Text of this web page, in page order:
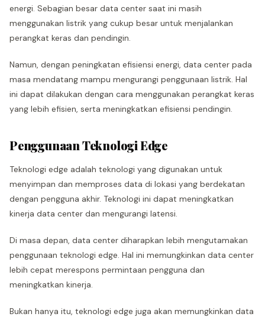
energi. Sebagian besar data center saat ini masih
menggunakan listrik yang cukup besar untuk menjalankan
perangkat keras dan pendingin.
Namun, dengan peningkatan efisiensi energi, data center pada
masa mendatang mampu mengurangi penggunaan listrik. Hal
ini dapat dilakukan dengan cara menggunakan perangkat keras
yang lebih efisien, serta meningkatkan efisiensi pendingin.
Penggunaan Teknologi Edge
Teknologi edge adalah teknologi yang digunakan untuk
menyimpan dan memproses data di lokasi yang berdekatan
dengan pengguna akhir. Teknologi ini dapat meningkatkan
kinerja data center dan mengurangi latensi.
Di masa depan, data center diharapkan lebih mengutamakan
penggunaan teknologi edge. Hal ini memungkinkan data center
lebih cepat merespons permintaan pengguna dan
meningkatkan kinerja.
Bukan hanya itu, teknologi edge juga akan memungkinkan data